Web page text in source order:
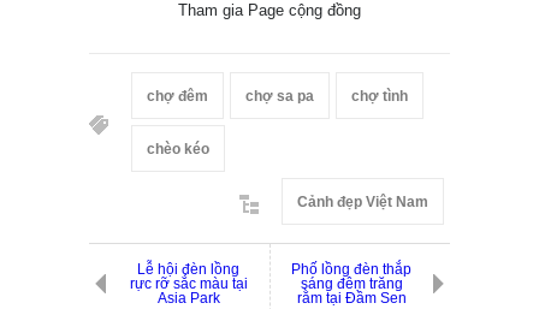
Tham gia Page cộng đồng
chợ đêm chợ sa pa chợ tình
chèo kéo
Cảnh đẹp Việt Nam
Lễ hội đèn lồng
rực rỡ sắc màu tại
Asia Park
Phố lồng đèn thắp
sáng đêm trăng
rằm tại Đầm Sen